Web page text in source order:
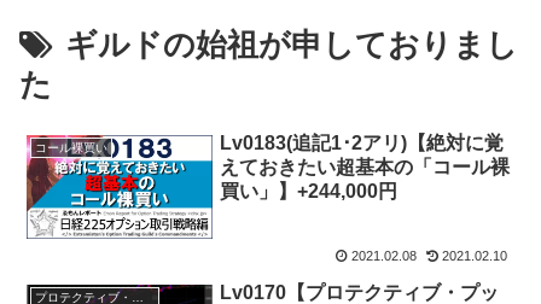
ギルドの始祖が申しておりまし
た
コール裸買い
Lv0183(追記1･2アリ)【絶対に覚
えておきたい超基本の「コール裸
買い」】+244,000円
2021.02.08 2021.02.10
Lv0170【プロテクティブ・プッ